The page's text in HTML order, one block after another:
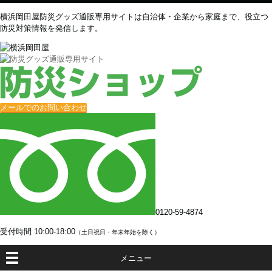
横浜岡田屋防災グッズ通販専用サイトは自治体・企業から家庭まで、役立つ
防災対策情報を発信します。
メールでのお問い合わせ
0120-59-4874
受付時間 10:00-18:00 （土日祝日・年末年始を除く）
メニュー